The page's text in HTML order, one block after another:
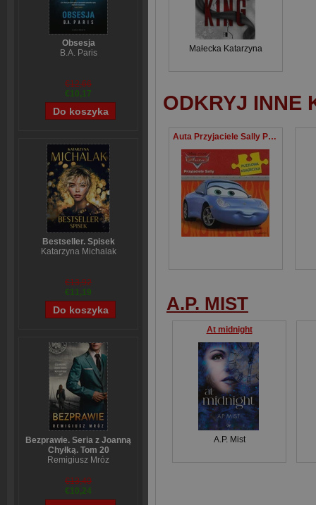
Obsesja
B.A. Paris
€12,66
€10,17
Bestseller. Spisek
Katarzyna Michalak
€13,92
€11,19
Bezprawie. Seria z Joanną
Chyłką. Tom 20
Remigiusz Mróz
€13,40
€10,24
Małecka Katarzyna
ODKRYJ INNE
Auta Przyjaciele Sally Puzzlowa książeczka
A.P. MIST
At midnight
A.P. Mist